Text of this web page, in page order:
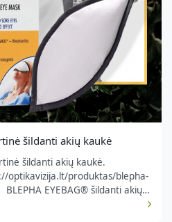
šildanti akių kaukė
šildanti akių kaukė.
optikavizija.lt/produktas/blepha-
EYEBAG® šildanti akių
Meibomo liaukų funkcinį